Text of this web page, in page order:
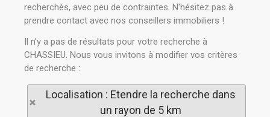
recherchés, avec peu de contraintes. N'hésitez pas à
prendre contact avec nos conseillers immobiliers !
Il n'y a pas de résultats pour votre recherche à
CHASSIEU. Nous vous invitons à modifier vos critères
de recherche :
Localisation : Etendre la recherche dans
un rayon de 5 km